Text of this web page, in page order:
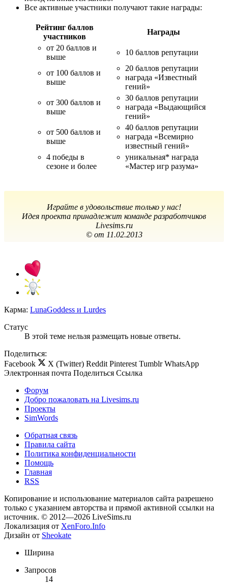
Все активные участники получают такие награды:
Рейтинг баллов
участников
Награды
от 20 баллов и
выше
10 баллов репутации
от 100 баллов и
выше
20 баллов репутации
награда «Известный
гений»
от 300 баллов и
выше
30 баллов репутации
награда «Выдающийся
гений»
от 500 баллов и
выше
40 баллов репутации
награда «Всемирно
известный гений»
4 победы в
сезоне и более
уникальная* награда
«Мастер игр разума»
Играйте в удовольствие только у нас!
Идея проекта принадлежит команде разработчиков
Livesims.ru
© от 11.02.2013​
Карма: LunaGoddess и Lurdes
Статус
В этой теме нельзя размещать новые ответы.
Поделиться:
Facebook
X (Twitter) Reddit Pinterest Tumblr WhatsApp
Электронная почта Поделиться Ссылка
Форум
Добро пожаловать на Livesims.ru
Проекты
SimWords
Обратная связь
Правила сайта
Политика конфиденциальности
Помощь
Главная
RSS
Копирование и использование материалов сайта разрешено
только с указанием авторства и прямой активной ссылки на
источник. © 2012—2026 LiveSims.ru
Локализация от XenForo.Info
Дизайн от Sheokate
Ширина
Запросов
14